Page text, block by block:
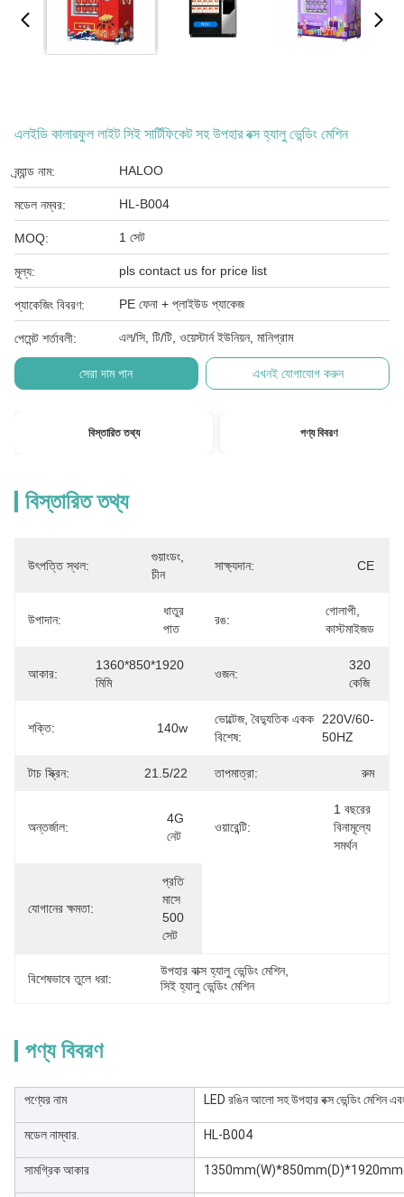
এলইডি কালারফুল লাইট সিই সার্টিফিকেট সহ উপহার বক্স হ্যালু ভেন্ডিং মেশিন
ব্র্যান্ড নাম: HALOO
মডেল নম্বর: HL-B004
MOQ: 1 সেট
মূল্য: pls contact us for price list
প্যাকেজিং বিবরণ: PE ফেনা + প্লাইউড প্যাকেজ
পেমেন্ট শর্তাবলী: এল/সি, টি/টি, ওয়েস্টার্ন ইউনিয়ন, মানিগ্রাম
সেরা দাম পান এখনই যোগাযোগ করুন
বিস্তারিত তথ্য পণ্য বিবরণ
বিস্তারিত তথ্য
উৎপত্তি স্থল:
গুয়াংডং,
চীন
সাক্ষ্যদান: CE
উপাদান:
ধাতুর
পাত
রঙ:
গোলাপী,
কাস্টমাইজড
আকার:
1360*850*1920
মিমি
ওজন:
320
কেজি
শক্তি: 140w
ভোল্টেজ, বৈদ্যুতিক একক
বিশেষ:
220V/60-
50HZ
টাচ স্ক্রিন: 21.5/22 তাপমাত্রা: রুম
অন্তর্জাল:
4G
নেট
ওয়ারেন্টি:
1 বছরের
বিনামূল্যে
সমর্থন
যোগানের ক্ষমতা:
প্রতি
মাসে
500
সেট
বিশেষভাবে তুলে ধরা:
উপহার বাক্স হ্যালু ভেন্ডিং মেশিন,
সিই হ্যালু ভেন্ডিং মেশিন
পণ্য বিবরণ
পণ্যের নাম LED রঙিন আলো সহ উপহার বক্স ভেন্ডিং মেশিন
মডেল নাম্বার. HL-B004
সামগ্রিক আকার